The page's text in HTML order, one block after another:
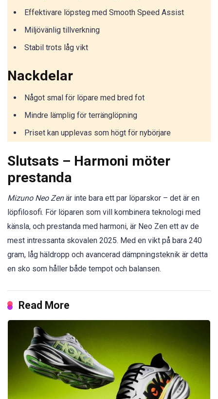
Effektivare löpsteg med Smooth Speed Assist
Miljövänlig tillverkning
Stabil trots låg vikt
Nackdelar
Något smal för löpare med bred fot
Mindre lämplig för terränglöpning
Priset kan upplevas som högt för nybörjare
Slutsats – Harmoni möter
prestanda
Mizuno Neo Zenär inte bara ett par löparskor – det är en
löpfilosofi. För löparen som vill kombinera teknologi med
känsla, och prestanda med harmoni, är Neo Zen ett av de
mest intressanta skovalen 2025. Med en vikt på bara 240
gram, låg häldropp och avancerad dämpningsteknik är detta
en sko som håller både tempot och balansen.
Read More